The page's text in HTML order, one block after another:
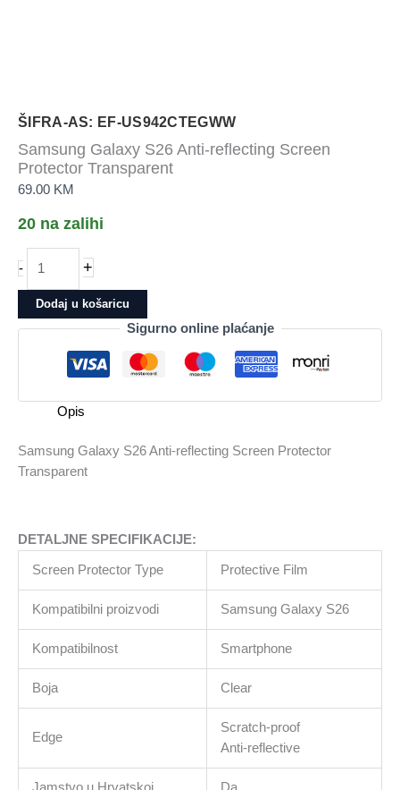
ŠIFRA-AS: EF-US942CTEGWW
Samsung Galaxy S26 Anti-reflecting Screen
Protector Transparent
69.00 KM
20 na zalihi
-
Galaxy
S26
Anti-
Protector
Transparent
količina
+
Dodaj u košaricu
Sigurno online plaćanje
Opis
Samsung Galaxy S26 Anti-reflecting Screen Protector
Transparent
DETALJNE SPECIFIKACIJE:
Screen Protector Type Protective Film
Kompatibilni proizvodi Samsung Galaxy S26
Kompatibilnost Smartphone
Boja Clear
Edge
Scratch-proof
Anti-reflective
Jamstvo u Hrvatskoj Da